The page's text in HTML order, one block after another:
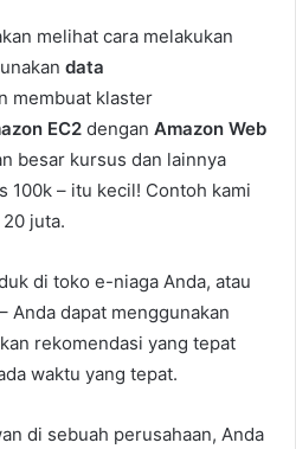
melihat cara melakukan
data
membuat klaster
EC2 dengan Amazon Web
besar kursus dan lainnya
100k – itu kecil! Contoh kami
juta.
di toko e-niaga Anda, atau
Anda dapat menggunakan
rekomendasi yang tepat
waktu yang tepat.
di sebuah perusahaan, Anda